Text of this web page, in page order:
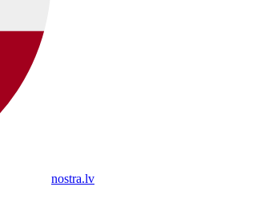
nostra.lv